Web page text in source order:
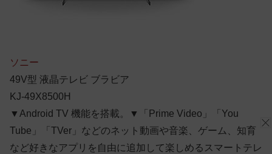
ソニー
49V型 液晶テレビ ブラビア
KJ-49X8500H
▼Android TV 機能を搭載。▼「Prime Video」「You
Tube」「TVer」などのネット動画や音楽、ゲーム、知育
など好きなアプリを自由に追加して楽しめるスマートテレ